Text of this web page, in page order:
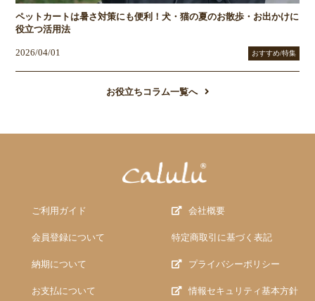
ペットカートは暑さ対策にも便利！犬・猫の夏のお散歩・お出かけに
役立つ活用法
2026/04/01 おすすめ/特集
お役立ちコラム一覧へ
ご利用ガイド
会員登録について
納期について
お支払について
会社概要
特定商取引に基づく表記
プライバシーポリシー
情報セキュリティ基本方針